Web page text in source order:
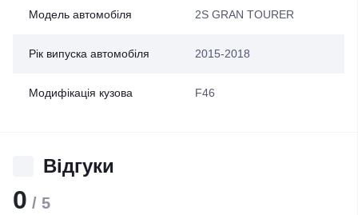
Модель автомобіля 2S GRAN TOURER
Рік випуска автомобіля 2015-2018
Модифікація кузова F46
Відгуки
0 / 5